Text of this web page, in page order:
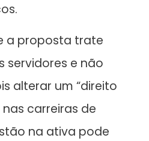
a proposta trate
servidores e não
alterar um “direito
carreiras de
na ativa pode